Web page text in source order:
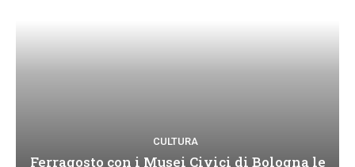
CULTURA
Ferragosto con i Musei Civici di Bologna le